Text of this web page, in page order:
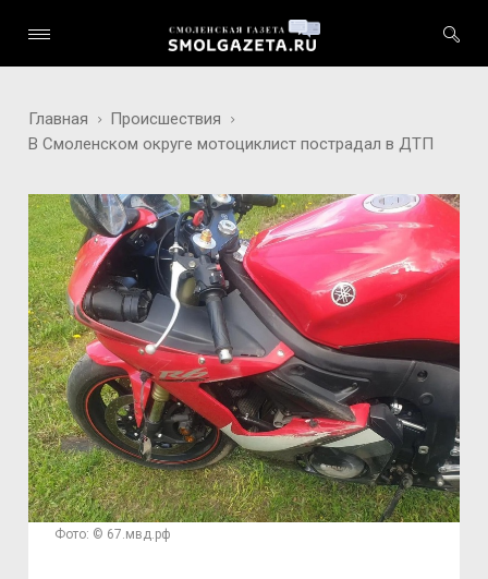
Главная
Происшествия
В Смоленском округе мотоциклист пострадал в ДТП
Фото: © 67.мвд.рф